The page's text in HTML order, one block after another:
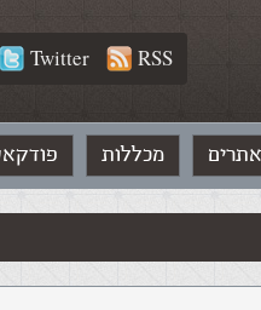
Twitter RSS
מכללות